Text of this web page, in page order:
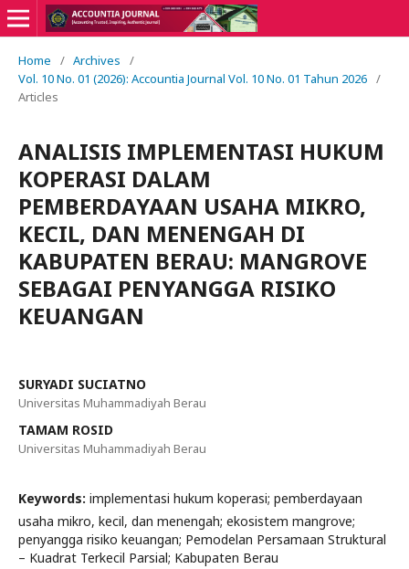
Home / Archives
/
Vol. 10 No. 01 (2026): Accountia Journal Vol. 10 No. 01 Tahun 2026 /
Articles
ANALISIS IMPLEMENTASI HUKUM
KOPERASI DALAM
PEMBERDAYAAN USAHA MIKRO,
KECIL, DAN MENENGAH DI
KABUPATEN BERAU: MANGROVE
SEBAGAI PENYANGGA RISIKO
KEUANGAN
SURYADI SUCIATNO
Universitas Muhammadiyah Berau
TAMAM ROSID
Universitas Muhammadiyah Berau
Keywords: implementasi hukum koperasi; pemberdayaan
usaha mikro, kecil, dan menengah; ekosistem mangrove;
penyangga risiko keuangan; Pemodelan Persamaan Struktural
– Kuadrat Terkecil Parsial; Kabupaten Berau